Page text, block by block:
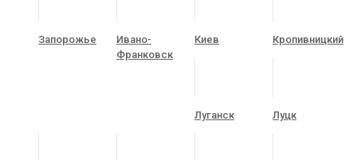
Запорожье
Ивано-
Франковск
Киев Кропивницкий
Луганск Луцк